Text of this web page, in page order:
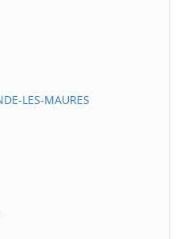
LES-MAURES